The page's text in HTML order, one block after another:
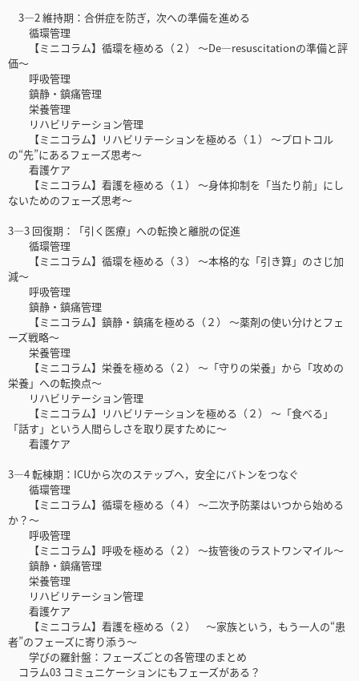
3—2 維持期：合併症を防ぎ，次への準備を進める
循環管理
【ミニコラム】循環を極める（２） ～De—resuscitationの準備と評
価～
呼吸管理
鎮静・鎮痛管理
栄養管理
リハビリテーション管理
【ミニコラム】リハビリテーションを極める（１） ～プロトコル
の“先”にあるフェーズ思考～
看護ケア
【ミニコラム】看護を極める（１） ～身体抑制を「当たり前」にし
ないためのフェーズ思考～
3—3 回復期：「引く医療」への転換と離脱の促進
循環管理
【ミニコラム】循環を極める（３） ～本格的な「引き算」のさじ加
減～
呼吸管理
鎮静・鎮痛管理
【ミニコラム】鎮静・鎮痛を極める（２） ～薬剤の使い分けとフェ
ーズ戦略～
栄養管理
【ミニコラム】栄養を極める（２） ～「守りの栄養」から「攻めの
栄養」への転換点～
リハビリテーション管理
【ミニコラム】リハビリテーションを極める（２） ～「食べる」
「話す」という人間らしさを取り戻すために～
看護ケア
3—4 転棟期：ICUから次のステップへ，安全にバトンをつなぐ
循環管理
【ミニコラム】循環を極める（４） ～二次予防薬はいつから始める
か？～
呼吸管理
【ミニコラム】呼吸を極める（２） ～抜管後のラストワンマイル～
鎮静・鎮痛管理
栄養管理
リハビリテーション管理
看護ケア
【ミニコラム】看護を極める（２） ～家族という，もう一人の“患
者”のフェーズに寄り添う～
学びの羅針盤：フェーズごとの各管理のまとめ
コラム03 コミュニケーションにもフェーズがある？